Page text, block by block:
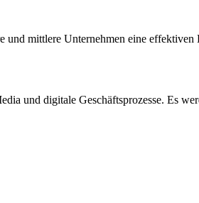
mittlere Unternehmen eine effektiven
und digitale Geschäftsprozesse. Es